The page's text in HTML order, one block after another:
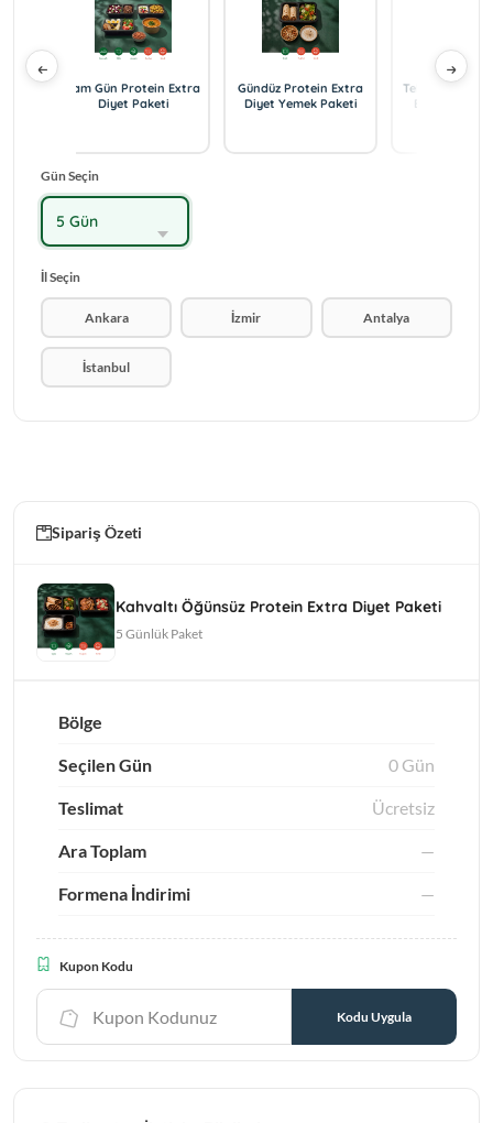
Tam Gün Protein Extra
Diyet Paketi
Gündüz Protein Extra
Diyet Yemek Paketi
Tek Öğün Öğle
Extra Diyet
Gün Seçin
5 Gün
İl Seçin
Ankara İzmir Antalya
İstanbul
Sipariş Özeti
Kahvaltı Öğünsüz Protein Extra Diyet Paketi
5 Günlük Paket
Bölge
Seçilen Gün 0 Gün
Teslimat Ücretsiz
Ara Toplam —
Formena İndirimi —
Kupon Kodu
Kodu Uygula